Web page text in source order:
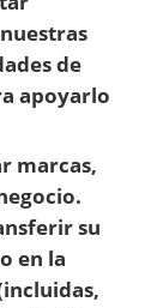
de
apoyarlo
marcas,
su
en la